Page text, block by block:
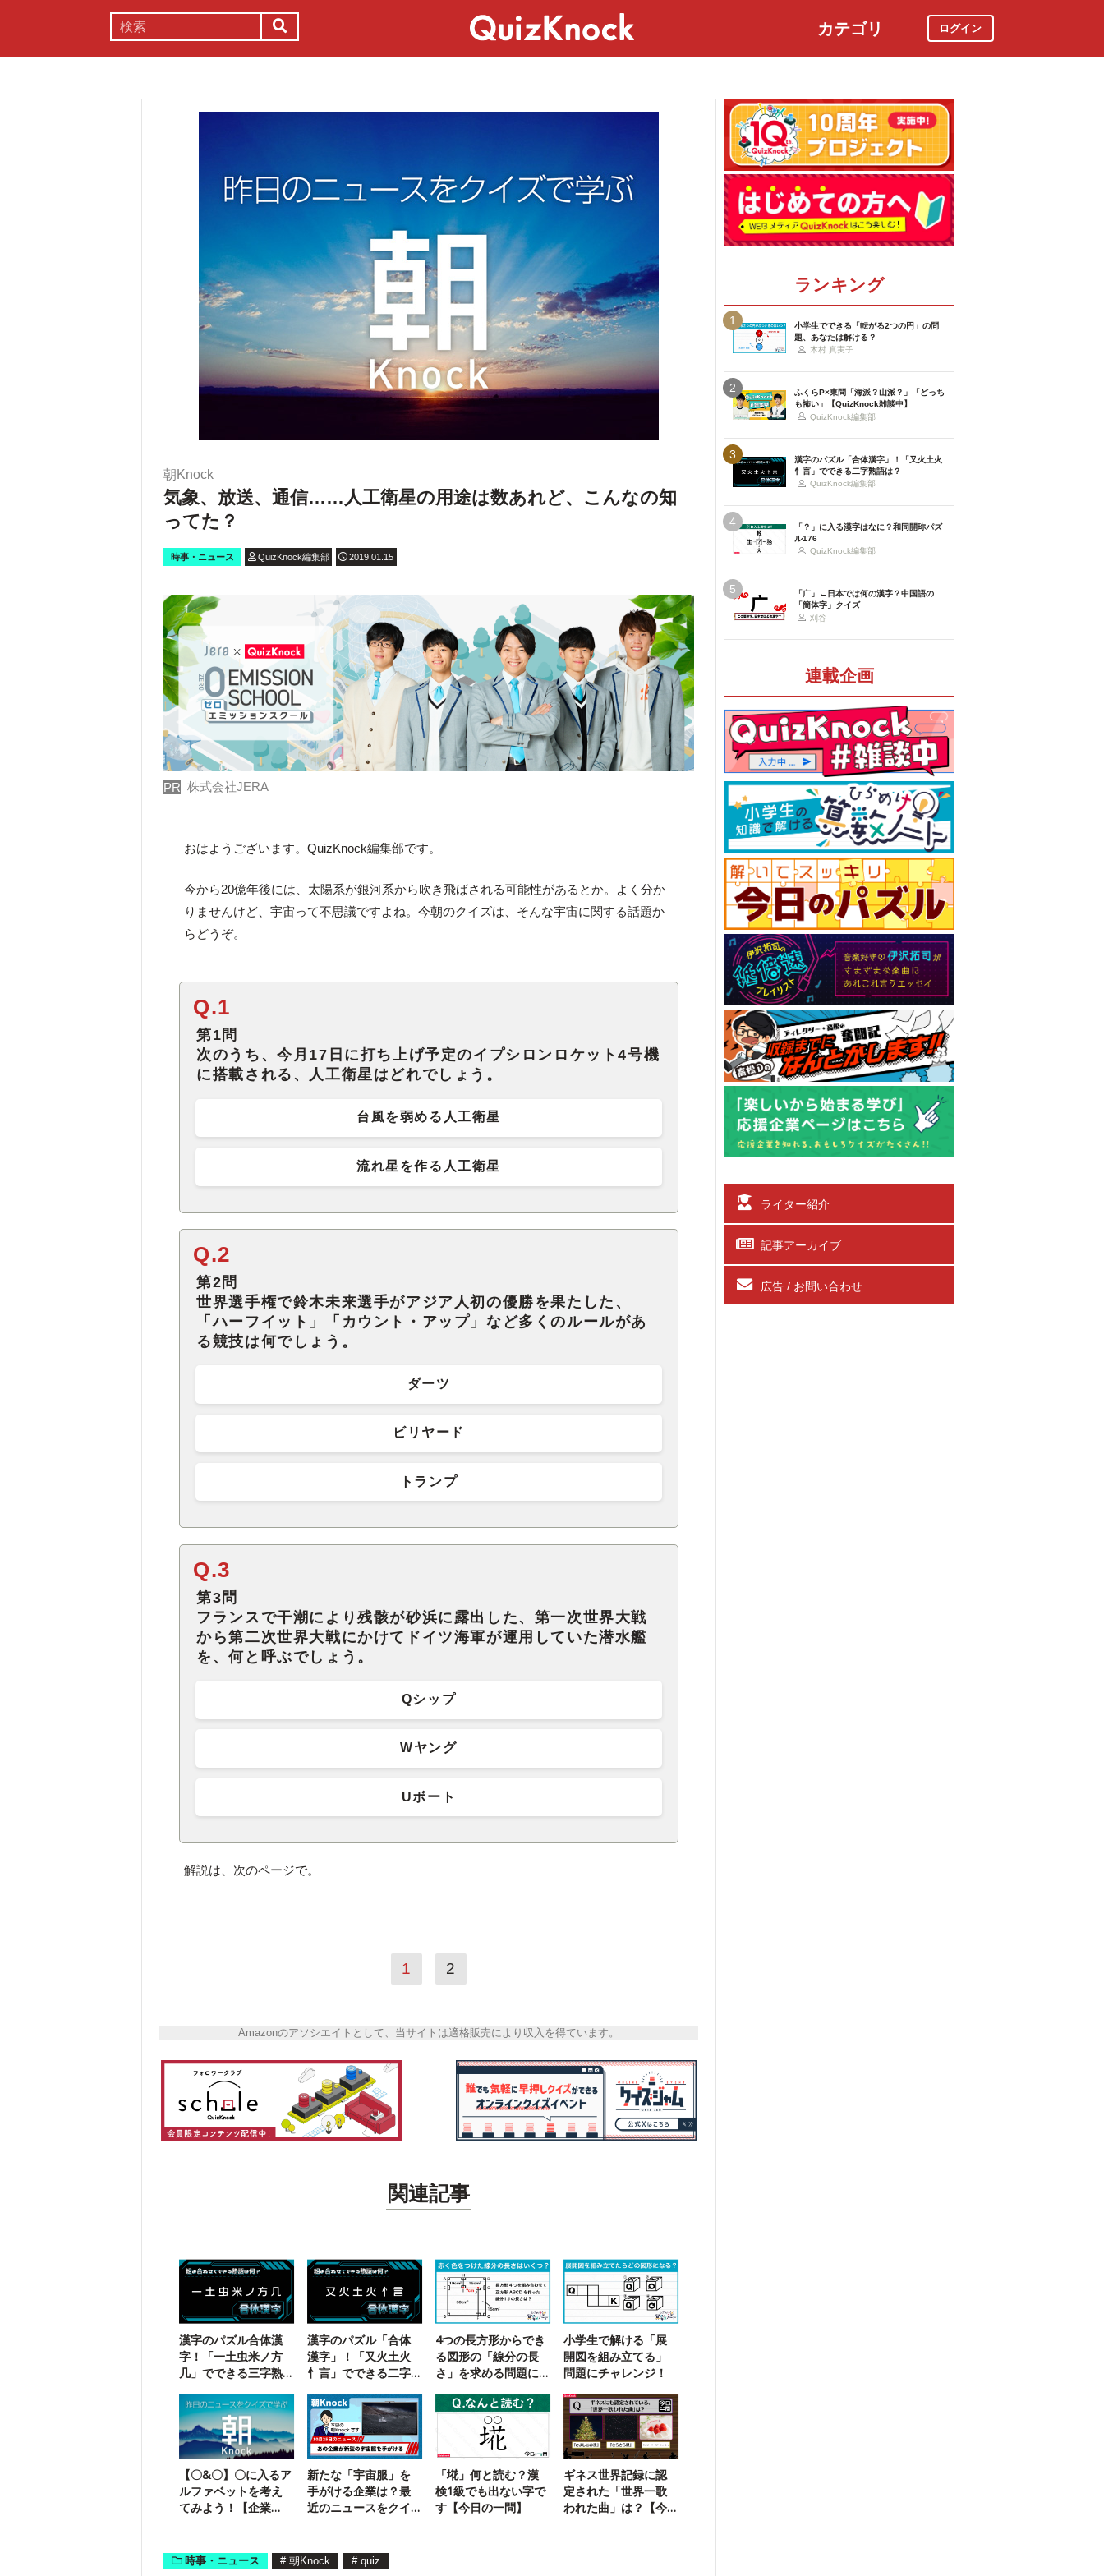
カテゴリ ログイン
朝Knock
気象、放送、通信……人工衛星の用途は数あれど、こんなの知
ってた？
時事・ニュース QuizKnock編集部 2019.01.15
PR 株式会社JERA
おはようございます。QuizKnock編集部です。
今から20億年後には、太陽系が銀河系から吹き飛ばされる可能性があるとか。よく分か
りませんけど、宇宙って不思議ですよね。今朝のクイズは、そんな宇宙に関する話題か
らどうぞ。
Q.1
第1問
次のうち、今月17日に打ち上げ予定のイプシロンロケット4号機
に搭載される、人工衛星はどれでしょう。
台風を弱める人工衛星
流れ星を作る人工衛星
Q.2
第2問
世界選手権で鈴木未来選手がアジア人初の優勝を果たした、
「ハーフイット」「カウント・アップ」など多くのルールがあ
る競技は何でしょう。
ダーツ
ビリヤード
トランプ
Q.3
第3問
フランスで干潮により残骸が砂浜に露出した、第一次世界大戦
から第二次世界大戦にかけてドイツ海軍が運用していた潜水艦
を、何と呼ぶでしょう。
Qシップ
Wヤング
Uボート
解説は、次のページで。
1 2
Amazonのアソシエイトとして、当サイトは適格販売により収入を得ています。
関連記事
漢字のパズル合体漢
字！「一土虫米ノ方
几」でできる三字熟
漢字のパズル「合体
漢字」！「又火土火
忄言」でできる二字
4つの長方形からでき
る図形の「線分の長
さ」を求める問題に
小学生で解ける「展
開図を組み立てる」
問題にチャレンジ！
【〇&〇】〇に入るア
ルファベットを考え
てみよう！【企業
新たな「宇宙服」を
手がける企業は？最
近のニュースをクイ
「埖」何と読む？漢
検1級でも出ない字で
す【今日の一問】
ギネス世界記録に認
定された「世界一歌
われた曲」は？【今
時事・ニュース # 朝Knock # quiz
ランキング
1
小学生でできる「転がる2つの円」の問
題、あなたは解ける？
木村 真実子
2
ふくらP×東問「海派？山派？」「どっち
も怖い」【QuizKnock雑談中】
QuizKnock編集部
3
漢字のパズル「合体漢字」！「又火土火
忄言」でできる二字熟語は？
QuizKnock編集部
4
「？」に入る漢字はなに？和同開珎パズ
ル176
QuizKnock編集部
5
「广」←日本では何の漢字？中国語の
「簡体字」クイズ
刈谷
連載企画
ライター紹介
記事アーカイブ
広告 / お問い合わせ